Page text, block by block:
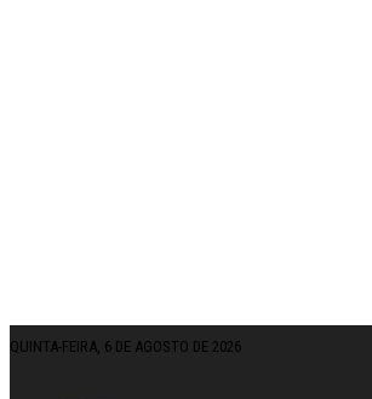
QUINTA-FEIRA, 6 DE AGOSTO DE 2026